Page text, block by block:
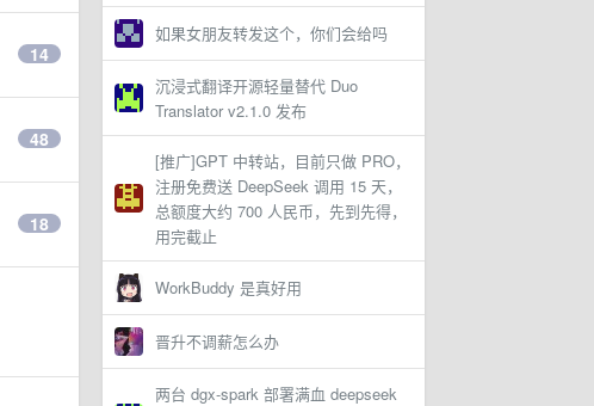
如果女朋友转发这个，你们会给吗
沉浸式翻译开源轻量替代 Duo
Translator v2.1.0 发布
[推广]GPT 中转站，目前只做 PRO，
注册免费送 DeepSeek 调用 15 天，
总额度大约 700 人民币，先到先得，
用完截止
WorkBuddy 是真好用
晋升不调薪怎么办
两台 dgx-spark 部署满血 deepseek
14
48
18